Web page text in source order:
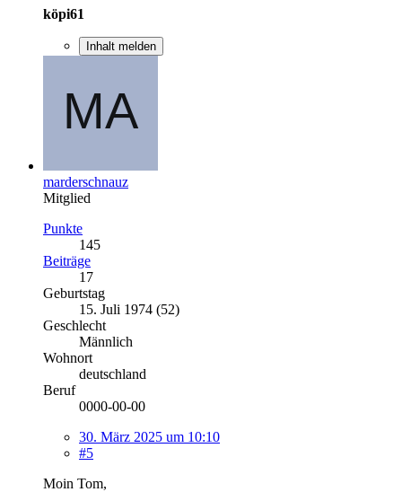
köpi61
Inhalt melden
marderschnauz
Mitglied
Punkte
145
Beiträge
17
Geburtstag
15. Juli 1974 (52)
Geschlecht
Männlich
Wohnort
deutschland
Beruf
0000-00-00
30. März 2025 um 10:10
#5
Moin Tom,